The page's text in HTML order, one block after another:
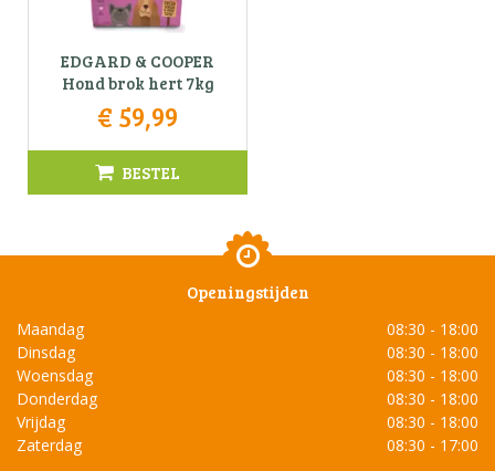
EDGARD & COOPER
Hond brok hert 7kg
€ 59,99
BESTEL
Openingstijden
Maandag
08:30 - 18:00
Dinsdag
08:30 - 18:00
Woensdag
08:30 - 18:00
Donderdag
08:30 - 18:00
Vrijdag
08:30 - 18:00
Zaterdag
08:30 - 17:00